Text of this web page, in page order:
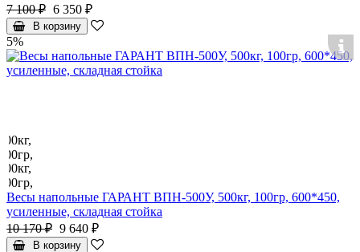
7 100 ₽ 6 350 ₽
В корзину
5%
Весы напольные ГАРАНТ ВПН-500У, 500кг, 100гр, 600*450,
усиленные, складная стойка
10 170 ₽ 9 640 ₽
В корзину